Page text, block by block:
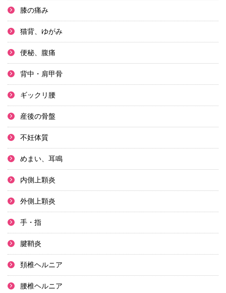
膝の痛み
猫背、ゆがみ
便秘、腹痛
背中・肩甲骨
ギックリ腰
産後の骨盤
不妊体質
めまい、耳鳴
内側上顆炎
外側上顆炎
手・指
腱鞘炎
頚椎ヘルニア
腰椎ヘルニア